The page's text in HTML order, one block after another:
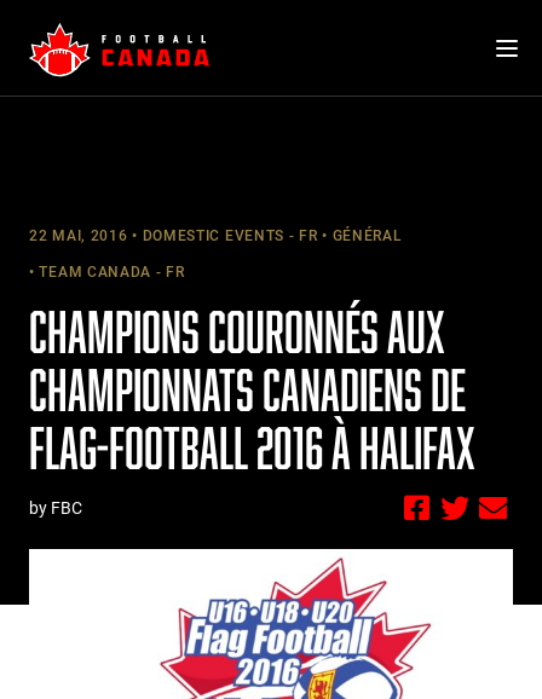
content
22 MAI, 2016 DOMESTIC EVENTS - FR GÉNÉRAL
TEAM CANADA - FR
CHAMPIONS COURONNÉS AUX
CHAMPIONNATS CANADIENS DE
FLAG-FOOTBALL 2016 À HALIFAX
by FBC